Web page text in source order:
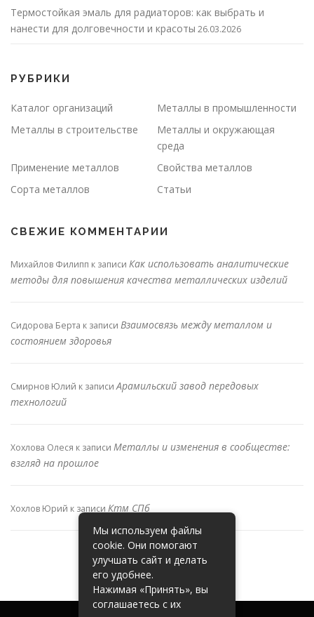
Термостойкая эмаль для радиаторов: как выбрать и
нанести для долговечности и красоты 26.03.2026
РУБРИКИ
Каталог организаций
Металлы в промышленности
Металлы в строительстве
Металлы и окружающая
среда
Применение металлов
Свойства металлов
Сорта металлов
Статьи
СВЕЖИЕ КОММЕНТАРИИ
Михайлов Филипп к записи Как использовать аналитические
методы для повышения качества металлических изделий
Сидорова Берта к записи Взаимосвязь между металлом и
состоянием здоровья
Смирнов Юлий к записиАрамильский завод передовых
технологий
Хохлова Олеся к записи Металлы и изменения в сообществе:
взгляд на прошлое
Хохлов Юрий к записи Ктм СПб
Мы используем файлы
cookie. Они помогают
улучшать сайт и делать
его удобнее.
Нажимая «Принять», вы
соглашаетесь с их